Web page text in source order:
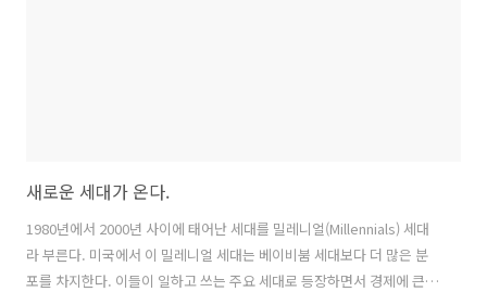
새로운 세대가 온다.
1980년에서 2000년 사이에 태어난 세대를 밀레니얼(Millennials) 세대
라 부른다. 미국에서 이 밀레니얼 세대는 베이비붐 세대보다 더 많은 분
포를 차지한다. 이들이 일하고 쓰는 주요 세대로 등장하면서 경제에 큰